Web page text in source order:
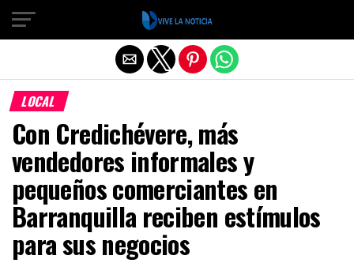
LOCAL
Con Credichévere, más
vendedores informales y
pequeños comerciantes en
Barranquilla reciben estímulos
para sus negocios
Salir de la versión móvil